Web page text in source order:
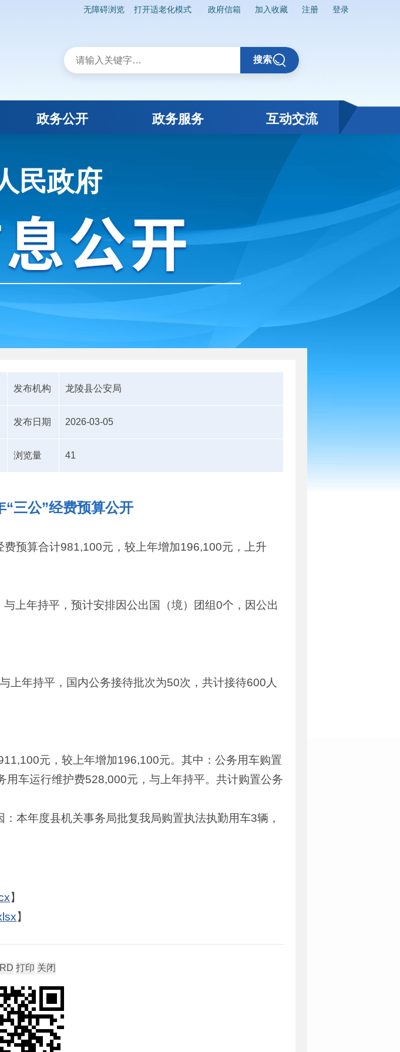
无障碍浏览 打开适老化模式 政府信箱 加入收藏 注册 登录
搜索
政务公开 政务服务 互动交流
民政府
发布机构 龙陵县公安局
发布日期 2026-03-05
浏览量 41
“三公”经费预算公开
费预算合计981,100元，较上年增加196,100元，上升
上年持平，预计安排因公出国（境）团组0个，因公出
上年持平，国内公务接待批次为50次，共计接待600人
元，较上年增加196,100元。其中：公务用车购置
车运行维护费528,000元，与上年持平。共计购置公务
本年度县机关事务局批复我局购置执法执勤用车3辆，
】
】